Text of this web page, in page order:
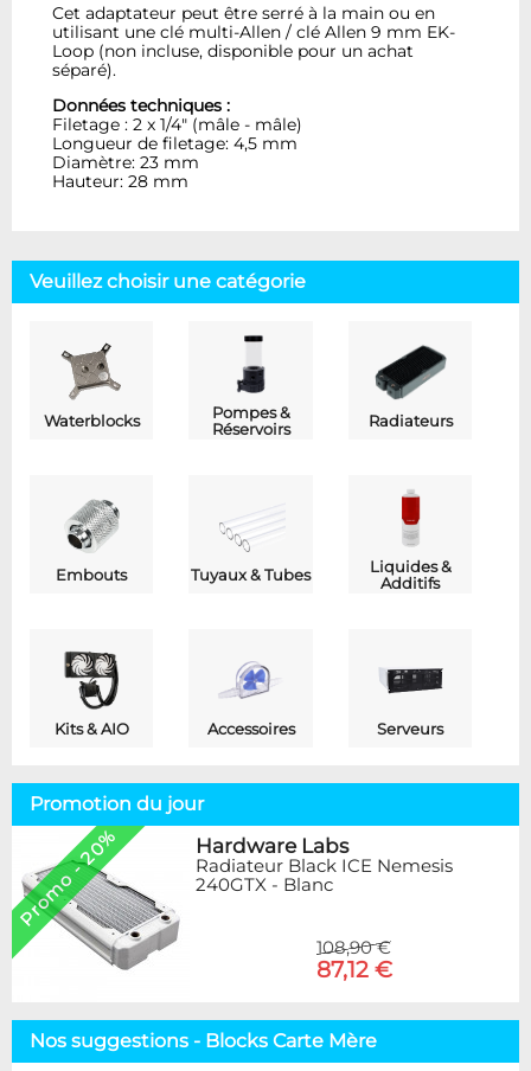
Cet adaptateur peut être serré à la main ou en
utilisant une clé multi-Allen / clé Allen 9 mm EK-
Loop (non incluse, disponible pour un achat
séparé).
Données techniques :
Filetage : 2 x 1/4" (mâle - mâle)
Longueur de filetage: 4,5 mm
Diamètre: 23 mm
Hauteur: 28 mm
Veuillez choisir une catégorie
Waterblocks
Pompes &
Réservoirs
Radiateurs
Embouts Tuyaux & Tubes
Liquides &
Additifs
Kits & AIO Accessoires Serveurs
Promotion du jour
Promo - 20% Hardware Labs
Radiateur Black ICE Nemesis
240GTX - Blanc
108,90 €
87,12 €
Nos suggestions - Blocks Carte Mère